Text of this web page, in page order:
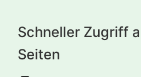
Schneller Zugriff
Seiten